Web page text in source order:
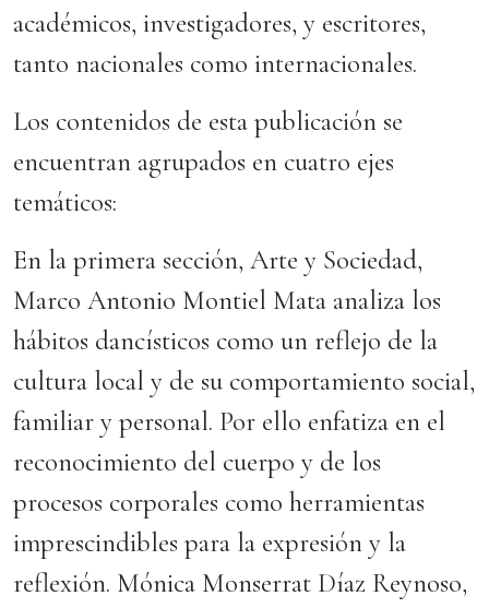
académicos, investigadores, y escritores,
tanto nacionales como internacionales.
Los contenidos de esta publicación se
encuentran agrupados en cuatro ejes
temáticos:
En la primera sección, Arte y Sociedad,
Marco Antonio Montiel Mata analiza los
hábitos dancísticos como un reflejo de la
cultura local y de su comportamiento social,
familiar y personal. Por ello enfatiza en el
reconocimiento del cuerpo y de los
procesos corporales como herramientas
imprescindibles para la expresión y la
reflexión. Mónica Monserrat Díaz Reynoso,